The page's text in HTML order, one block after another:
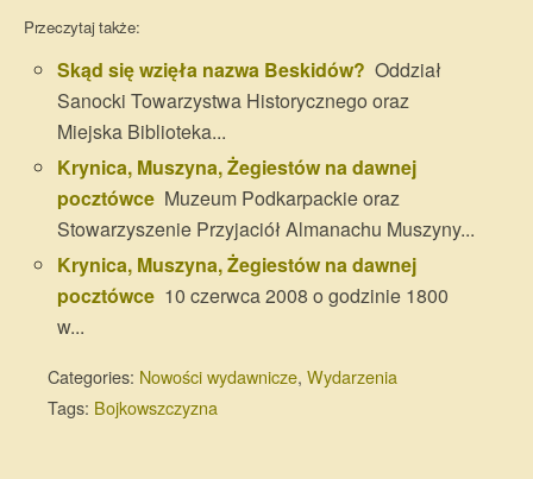
Przeczytaj także:
Skąd się wzięła nazwa Beskidów? Oddział
Sanocki Towarzystwa Historycznego oraz
Miejska Biblioteka...
Krynica, Muszyna, Żegiestów na dawnej
pocztówce Muzeum Podkarpackie oraz
Stowarzyszenie Przyjaciół Almanachu Muszyny...
Krynica, Muszyna, Żegiestów na dawnej
pocztówce 10 czerwca 2008 o godzinie 1800
w...
Categories: Nowości wydawnicze, Wydarzenia
Tags: Bojkowszczyzna